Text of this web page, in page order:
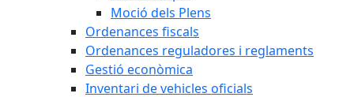
Moció dels Plens
Ordenances fiscals
Ordenances reguladores i reglaments
Gestió econòmica
Inventari de vehicles oficials